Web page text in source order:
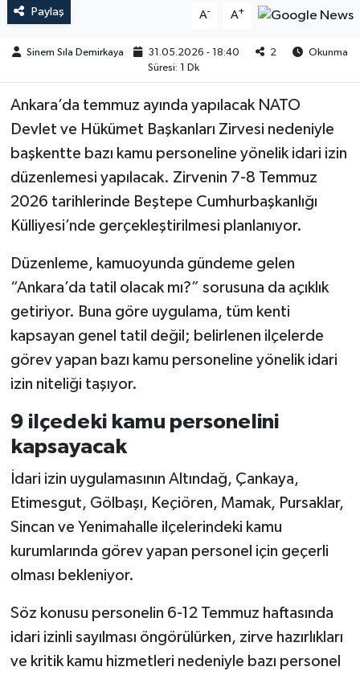
Paylaş A- A+
Sinem Sıla Demirkaya 31.05.2026 - 18:40 2
Okunma
Süresi: 1 Dk
Ankara’da temmuz ayında yapılacak NATO
Devlet ve Hükümet Başkanları Zirvesi nedeniyle
başkentte bazı kamu personeline yönelik idari izin
düzenlemesi yapılacak. Zirvenin 7-8 Temmuz
2026 tarihlerinde Beştepe Cumhurbaşkanlığı
Külliyesi’nde gerçekleştirilmesi planlanıyor.
Düzenleme, kamuoyunda gündeme gelen
“Ankara’da tatil olacak mı?” sorusuna da açıklık
getiriyor. Buna göre uygulama, tüm kenti
kapsayan genel tatil değil; belirlenen ilçelerde
görev yapan bazı kamu personeline yönelik idari
izin niteliği taşıyor.
9 ilçedeki kamu personelini
kapsayacak
İdari izin uygulamasının Altındağ, Çankaya,
Etimesgut, Gölbaşı, Keçiören, Mamak, Pursaklar,
Sincan ve Yenimahalle ilçelerindeki kamu
kurumlarında görev yapan personel için geçerli
olması bekleniyor.
Söz konusu personelin 6-12 Temmuz haftasında
idari izinli sayılması öngörülürken, zirve hazırlıkları
ve kritik kamu hizmetleri nedeniyle bazı personel